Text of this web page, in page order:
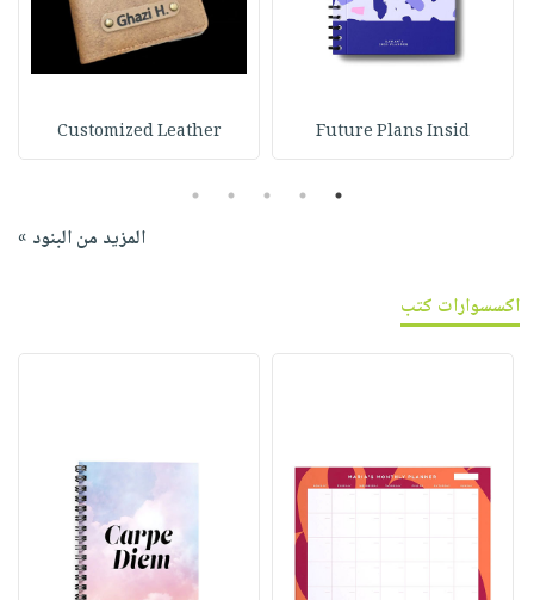
Future Plans Insid
Customized Leather
1
2
3
4
5
المزيد من البنود »
اكسسوارات كتب